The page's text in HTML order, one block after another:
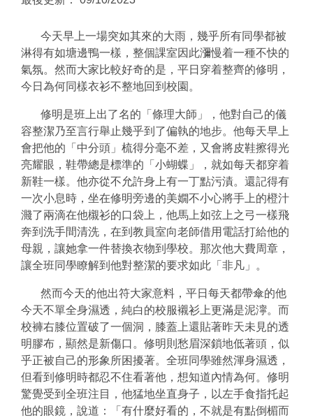
今天早上一場突如其來的大雨，幾乎所有同學都被
淋得有如塘邊鴨一樣，整個課室因此瀰慢着一種不快的
氣氛。然而大家比較好奇的是，平日穿着整齊的修明 ，
今日為何同樣衣衫不整地回到校園。
修明是班上出了名的「條理大師」，他對自己的儀
容整潔乃至言行舉止幾乎到了偏執的地步。他每天早上
會把他的「中分頭」梳得分毫不差，又會將皮鞋擦得光
亮耀眼，鞋帶總是標準的「小蝴蝶」，就如每天都穿着
新鞋一樣。他亦從不允許身上有一丁點污漬。還記得有
一次小息時，坐在修明旁邊的美嫺不小心將手上的橙汁
濺了兩滴在他櫬衫的口袋上，他馬上如弦上之弓一樣飛
奔到洗手間清洗，在到教員室向老師借用電話打給他的
母親，讓她拿一件替換衣物到學校。那次他大費周章，
讓全班同學瞭解到他對整潔的要求如此「非凡」。
然而今天的他出符大家意料，平日每天都帶傘的他
今天不單全身濕透，純白的校服襯衫上更滿是泥濘。而
校褲右膝位置破了一個洞，膝蓋上還貼著昨天未見的透
明膠布，顯然是新傷口。修明則愁眉深鎖地低著頭，似
乎正被自己的形象所困擾著。全班同學雖然渾身濕透，
但看到修明時都忍不住看著他，想知道內情為何。修明
驚覺受到全班注目，他猛地坐直身子，以左手食指托起
他的眼鏡，說道：「有什麼好看的，不就是有點倒楣而